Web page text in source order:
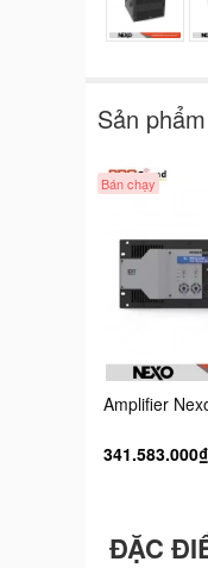
Sản
Bán chạy
Amplifier
341.583.000₫
ĐẶC